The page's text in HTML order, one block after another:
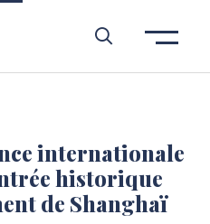
internationale
historique
de Shanghaï